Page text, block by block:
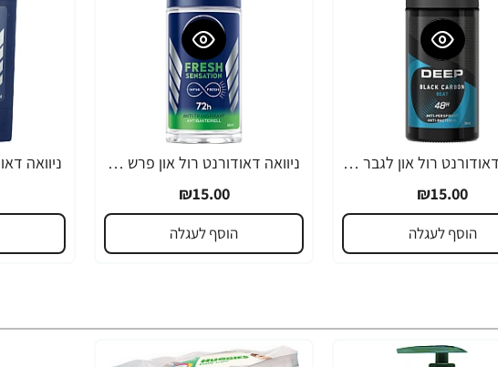
ניוואה דאודורנט רול און לגבר דיפ ביט לגבר 50 מ''ל - מבית NIVEA
₪15.00
הוסף לעגלה
ניוואה דאודורנט רול און פרש סנסיישן לגבר 50 מ''ל - מבית NIVEA
₪15.00
הוסף לעגלה